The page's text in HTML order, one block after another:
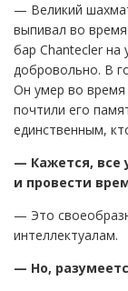
— Великий
выпивал во
бар Chantecler на
добровольно. В
Он умер во
почтили его
единственным,
— Кажется,
и провести
— Это
интеллектуалам.
— Но,